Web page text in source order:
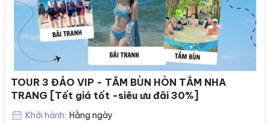
TOUR 3 ĐẢO VIP - TẮM BÙN HÒN TẰM NHA
TRANG [Tết giá tốt -siêu ưu đãi 30%]
Khởi hành: Hằng ngày